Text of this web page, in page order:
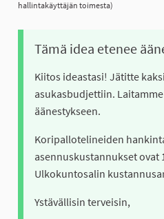
hallintakäyttäjän toimesta)
Tämä idea etenee
Kiitos ideastasi! Jätitte
asukasbudjettiin.
äänestykseen.
Koripallotelineiden
asennuskustannukset ovat
Ulkokuntosalin
Ystävällisin terveisin,